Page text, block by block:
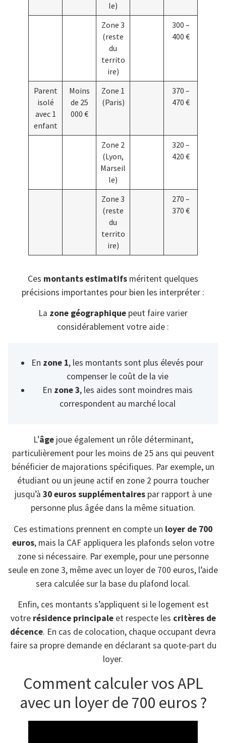
le)
Zone 3
(reste
du
territo
ire)
300 –
400 €
Parent
isolé
avec 1
enfant
Moins
de 25
000 €
Zone 1
(Paris)
370 –
470 €
Zone 2
(Lyon,
Marseil
le)
320 –
420 €
Zone 3
(reste
du
territo
ire)
270 –
370 €
Ces montants estimatifs méritent quelques
précisions importantes pour bien les interpréter :
La zone géographique peut faire varier
considérablement votre aide :
En zone 1, les montants sont plus élevés pour
compenser le coût de la vie
En zone 3, les aides sont moindres mais
correspondent au marché local
L’âgejoue également un rôle déterminant,
particulièrement pour les moins de 25 ans qui peuvent
bénéficier de majorations spécifiques. Par exemple, un
étudiant ou un jeune actif en zone 2 pourra toucher
jusqu’à 30 euros supplémentairespar rapport à une
personne plus âgée dans la même situation.
Ces estimations prennent en compte un loyer de 700
euros, mais la CAF appliquera les plafonds selon votre
zone si nécessaire. Par exemple, pour une personne
seule en zone 3, même avec un loyer de 700 euros, l’aide
sera calculée sur la base du plafond local.
Enfin, ces montants s’appliquent si le logement est
votre résidence principaleet respecte les critères de
décence. En cas de colocation, chaque occupant devra
faire sa propre demande en déclarant sa quote-part du
loyer.
Comment calculer vos APL
avec un loyer de 700 euros ?